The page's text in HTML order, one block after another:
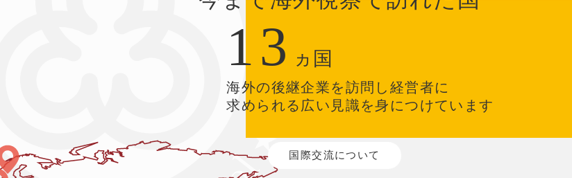
13 ヵ国
海外の後継企業を訪問し経営者に
求められる広い見識を身につけています
国際交流について